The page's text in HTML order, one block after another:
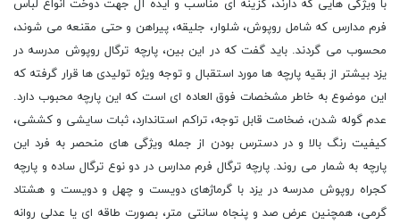
با ویژگی هایی که دارند، گزینه ای مناسب و ایده آل جهت دوخت انواع لباس
فرم مدارس که شامل روپوش، شلوار، جلیقه، پیراهن و حتی مقنعه می شوند،
محسوب می گردند. باید گفت که در این بین، پارچه ترگال روپوش مدرسه در
یزد بیشتر از بقیه پارچه ها مورد استقبال و توجه ویژه تولیدی ها قرار گرفته که
این موضوع به خاطر مشخصات فوق العاده ای است که این پارچه محبوب دارد.
عدم گوله شدن، ضخامت قابل توجه، تراکم استاندارد، ثبات سایشی و کششی،
کیفیت رنگ بالا و در دسترس بودن از جمله ویژگی های منحصر به فرد این
پارچه به شمار می روند. پارچه ترگال فرم مدارس در دو نوع ترگال ساده و پارچه
کجراه روپوش مدرسه در یزد با گرماژهای دویست و چهل و دویست و هشتاد
گرمی، همچنین عرض صد و پنجاه سانتی متر، بصورت طاقه ای یا عدلی روانه